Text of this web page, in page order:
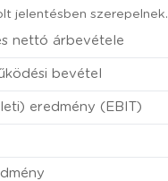
jelentésben szerepelnek.
nettó árbevétele
bevétel
eredmény (EBIT)